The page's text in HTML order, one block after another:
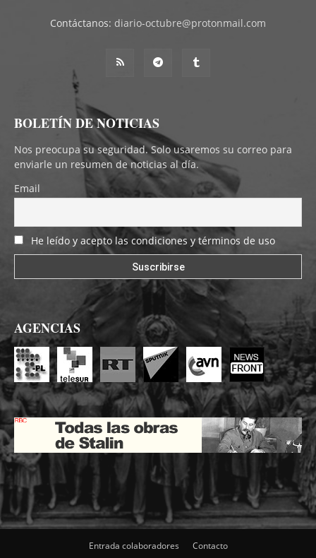
Contáctanos: diario-octubre@protonmail.com
BOLETÍN DE NOTICIAS
Nos preocupa su seguridad. Solo usaremos su correo para
enviarle un resumen de noticias al día.
Email
He leído y acepto las condiciones y términos de uso
AGENCIAS
Entrada colaboradores Contacto